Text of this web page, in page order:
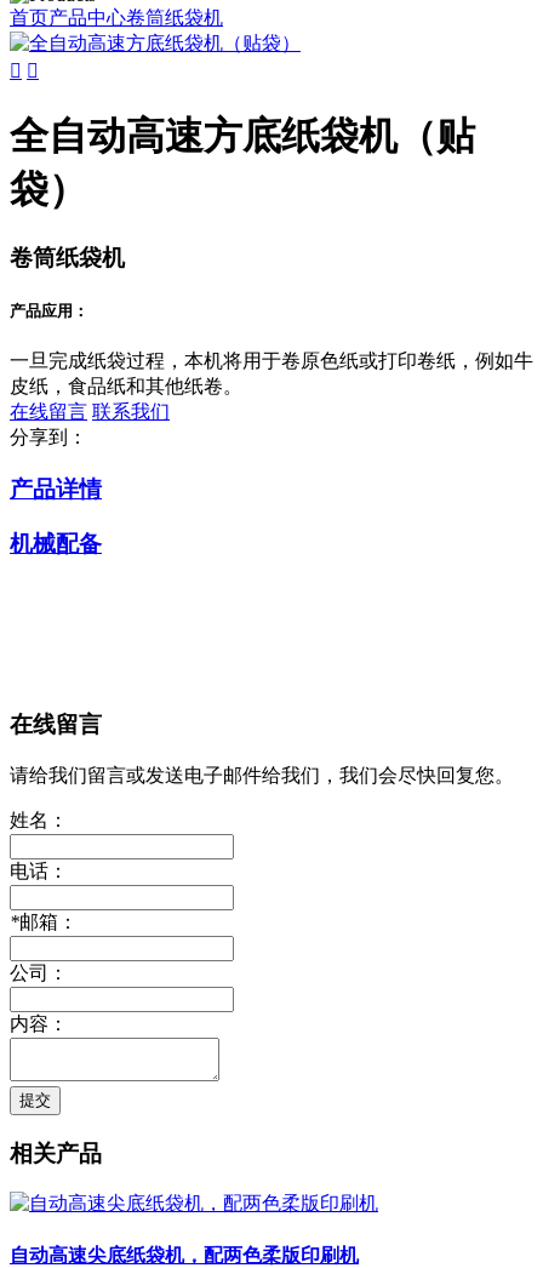
首页产品中心卷筒纸袋机
 
全自动高速方底纸袋机（贴
袋）
卷筒纸袋机
产品应用：
一旦完成纸袋过程，本机将用于卷原色纸或打印卷纸，例如牛
皮纸，食品纸和其他纸卷。
在线留言 联系我们
分享到：
产品详情
机械配备
在线留言
请给我们留言或发送电子邮件给我们，我们会尽快回复您。
姓名：
电话：
*邮箱：
公司：
内容：
提交
相关产品
自动高速尖底纸袋机，配两色柔版印刷机